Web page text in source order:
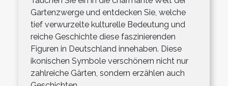
Gartenzwerge und entdecken Sie, welche
tief verwurzelte kulturelle Bedeutung und
reiche Geschichte diese faszinierenden
Figuren in Deutschland innehaben. Diese
ikonischen Symbole verschönern nicht nur
zahlreiche Gärten, sondern erzählen auch